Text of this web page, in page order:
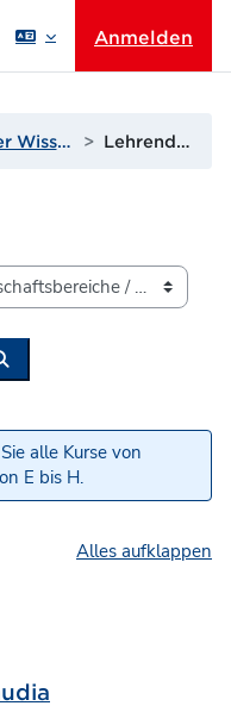
Anmelden
Lehrveranstaltungen der Wissenschaftsbereiche Lehrende E bis H
Kurse suchen
alle Kurse von
E bis H.
Alles aufklappen